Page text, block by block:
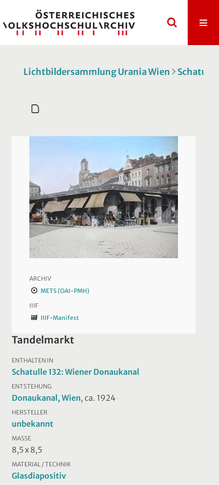
Lichtbildersammlung Urania Wien Schatulle
ARCHIV
METS (OAI-PMH)
IIIF
IIIF-Manifest
Tandelmarkt
ENTHALTEN IN
Schatulle 132: Wiener Donaukanal
ENTSTEHUNG
Donaukanal, Wien, ca. 1924
HERSTELLER
unbekannt
MASSE
8,5 x 8,5
MATERIAL / TECHNIK
Glasdiapositiv